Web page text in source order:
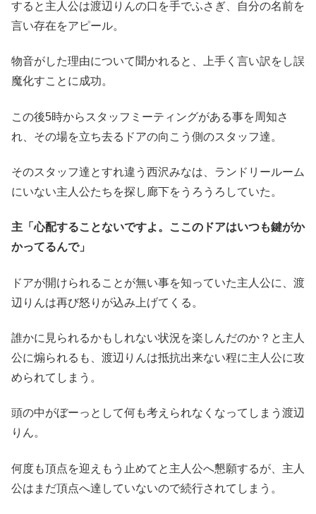
すると主人公は渡辺りんの口を手でふさぎ、自分の名前を
言い存在をアピール。
物音がした理由について聞かれると、上手く言い訳をし誤
魔化すことに成功。
この後5時からスタッフミーティングがある事を周知さ
れ、その場を立ち去るドアの向こう側のスタッフ達。
そのスタッフ達とすれ違う西沢みなは、ランドリールーム
にいない主人公たちを探し廊下をうろうろしていた。
主「心配することないですよ。ここのドアはいつも鍵がか
かってるんで」
ドアが開けられることが無い事を知っていた主人公に、渡
辺りんは再び怒りが込み上げてくる。
誰かに見られるかもしれない状況を楽しんだのか？と主人
公に煽られるも、渡辺りんは抵抗出来ない程に主人公に攻
められてしまう。
頭の中がぼーっとして何も考えられなくなってしまう渡辺
りん。
何度も頂点を迎えもう止めてと主人公へ懇願するが、主人
公はまだ頂点へ達していないので続行されてしまう。